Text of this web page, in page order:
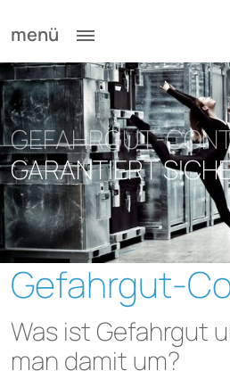
menü
GEFAHRGUT-
GARANTIERT
Gefahrgut-
Was ist Gefahrgut
man damit um?